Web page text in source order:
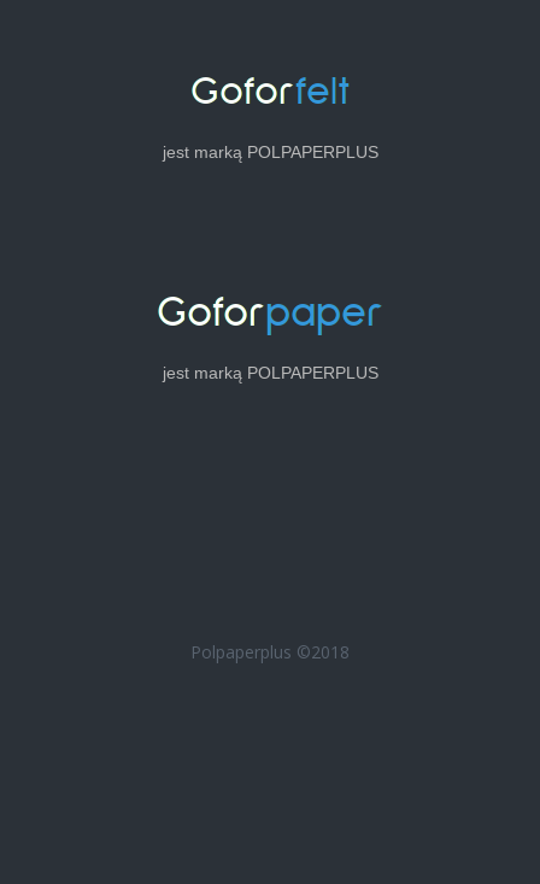
jest marką POLPAPERPLUS
jest marką POLPAPERPLUS
Polpaperplus ©2018